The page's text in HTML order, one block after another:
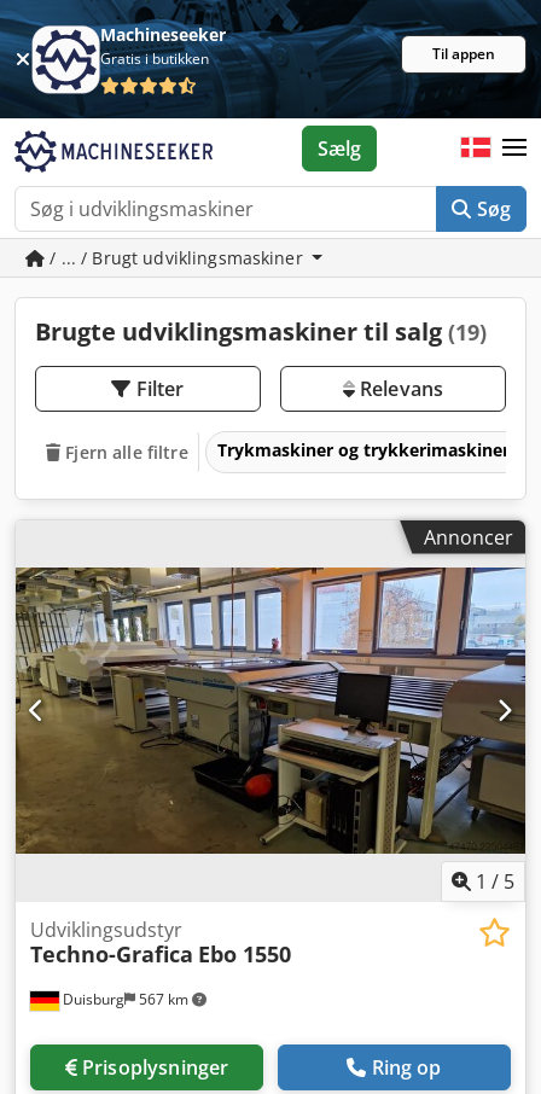
Machineseeker
Gratis i butikken Til appen
Søg
Sælg
/ ... / Brugt udviklingsmaskiner
Brugte udviklingsmaskiner til salg (19)
Filter Relevans
Fjern alle filtre Trykmaskiner og trykkerimaskiner
Annoncer
1 / 5
Duisburg 567 km
Udviklingsudstyr
Techno-Grafica Ebo 1550
Prisoplysninger Ring op